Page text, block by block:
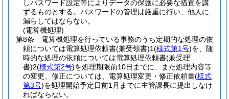
しパスワード設定等によりデータの保護に必要な措置を講
ずるものとする。 パスワードの管理は厳重に行い、他人に
漏らしてはならない。
(電算機処理)
第8条
電算機処理を行っている事務のうち定期的な処理の依
頼については電算処理依頼書(兼受領書)1(様式第1号)を、随
時的な処理の依頼については電算処理依頼書(兼受理
書)2(様式第2号)を処理期限前10日までに、また処理内容等
の変更、修正については、電算処理変更・修正依頼書(様式
第3号)を処理開始予定日前1月までに主管課長に提出しなけ
ればならない。